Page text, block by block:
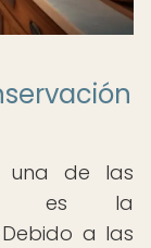
una de las
es la
a las